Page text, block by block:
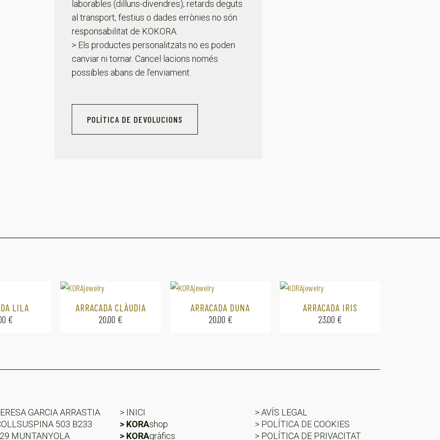
laborables (dilluns-divendres); retards deguts
al transport, festius o dades errònies no són
responsabilitat de KOKORA.
> Els productes personalitzats no es poden
canviar ni tornar. Cancel·lacions només
possibles abans de l’enviament.
POLÍTICA DE DEVOLUCIONS
LILA
€
ARRACADA CLÀUDIA
20,00 €
ARRACADA DUNA
20,00 €
ARRACADA IRIS
23,00 €
GARCIA ARRASTIA
503 B233
MUNTANYOLA
> INICI
> KORAshop
> KORAgràfics
> AVÍS LEGAL
> POLÍTICA DE COOKIES
> POLÍTICA DE PRIVACITAT